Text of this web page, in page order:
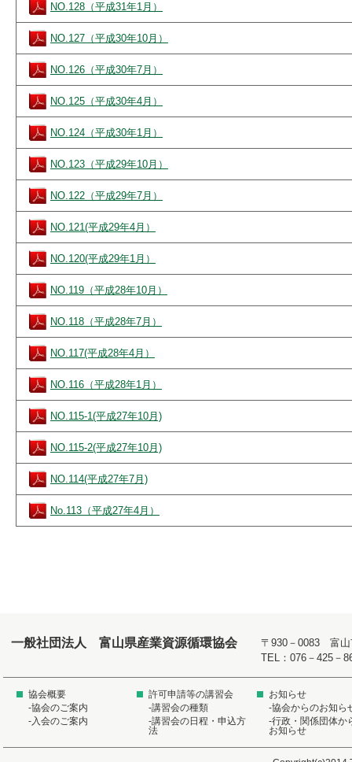
NO.128（平成31年1月）
NO.127（平成30年10月）
NO.126（平成30年7月）
NO.125（平成30年4月）
NO.124（平成30年1月）
NO.123（平成29年10月）
NO.122（平成29年7月）
NO.121(平成29年4月）
NO.120(平成29年1月）
NO.119（平成28年10月）
NO.118（平成28年7月）
NO.117(平成28年4月）
NO.116（平成28年1月）
NO.115-1(平成27年10月)
NO.115-2(平成27年10月)
NO.114(平成27年7月)
No.113（平成27年4月）
一般社団法人 富山県産業資源循環協会
〒930－0083 富山
TEL：076－425
協会概要
-協会のご案内
-入会のご案内
許可申請等の講習会
-講習会の種類
-講習会の日程・申込方
法
お知らせ
-協会からのお知ら
-行政・関係団体か
お知らせ